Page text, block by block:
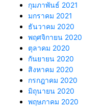
กุมภาพันธ์ 2021
มกราคม 2021
ธันวาคม 2020
พฤศจิกายน 2020
ตุลาคม 2020
กันยายน 2020
สิงหาคม 2020
กรกฎาคม 2020
มิถุนายน 2020
พฤษภาคม 2020